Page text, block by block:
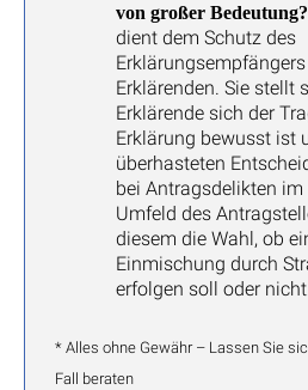
von großer Bedeutung?
dient dem Schutz des
Erklärenden. Sie stellt
Erklärende sich der
Erklärung bewusst ist
überhasteten
bei Antragsdelikten
Umfeld des
diesem die Wahl, ob
Einmischung durch
erfolgen soll oder
* Alles ohne Gewähr – Lassen Sie
Fall beraten